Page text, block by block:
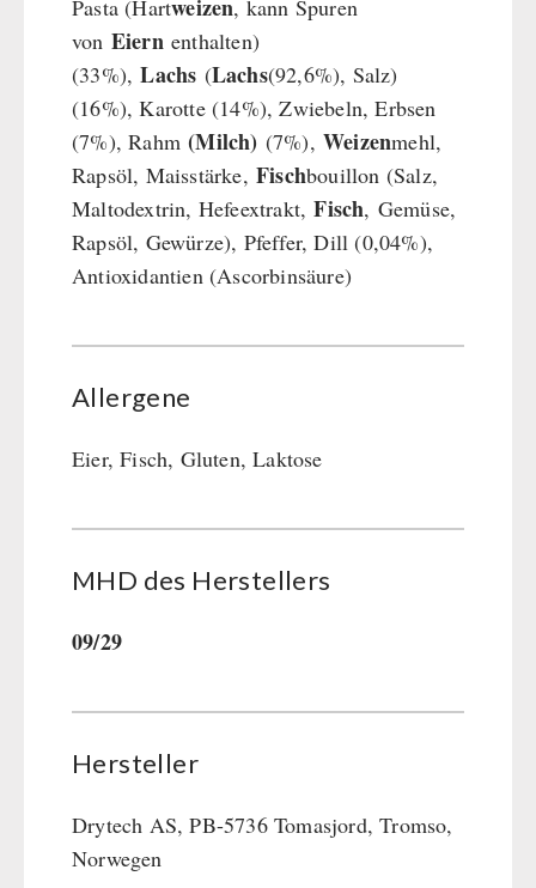
Pasta (Hartweizen, kann Spuren
von Eiernenthalten)
(33%),Lachs (Lachs(92,6%), Salz)
(16%), Karotte (14%), Zwiebeln, Erbsen
(7%), Rahm(Milch) (7%),Weizenmehl,
Rapsöl, Maisstärke, Fischbouillon (Salz,
Maltodextrin, Hefeextrakt,Fisch, Gemüse,
Rapsöl, Gewürze), Pfeffer, Dill (0,04%),
Antioxidantien (Ascorbinsäure)
Allergene
Eier, Fisch, Gluten, Laktose
MHD des Her­stel­lers
09/29
Hersteller
Drytech AS, PB-5736 Tomasjord, Tromso,
Norwegen